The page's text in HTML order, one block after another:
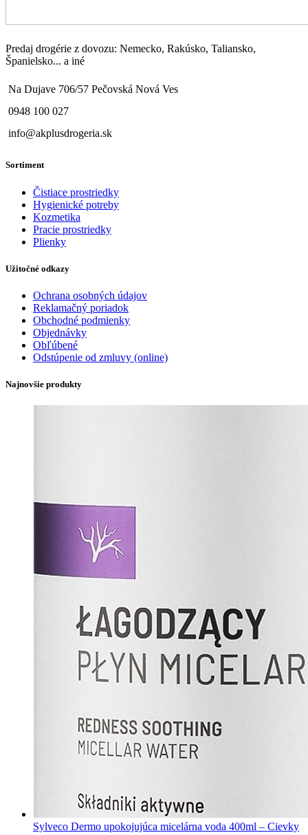
Predaj drogérie z dovozu: Nemecko, Rakúsko, Taliansko,
Španielsko... a iné
Na Dujave 706/57 Pečovská Nová Ves
0948 100 027
info@akplusdrogeria.sk
Sortiment
Čistiace prostriedky
Hygienické potreby
Kozmetika
Pracie prostriedky
Plienky
Užitočné odkazy
Ochrana osobných údajov
Reklamačný poriadok
Obchodné podmienky
Objednávky
Obľúbené
Odstúpenie od zmluvy (online)
Najnovšie produkty
Sylveco Dermo upokojujúca micelárna voda 400ml – Cievky